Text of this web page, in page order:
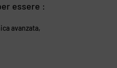
essere :
avanzata,